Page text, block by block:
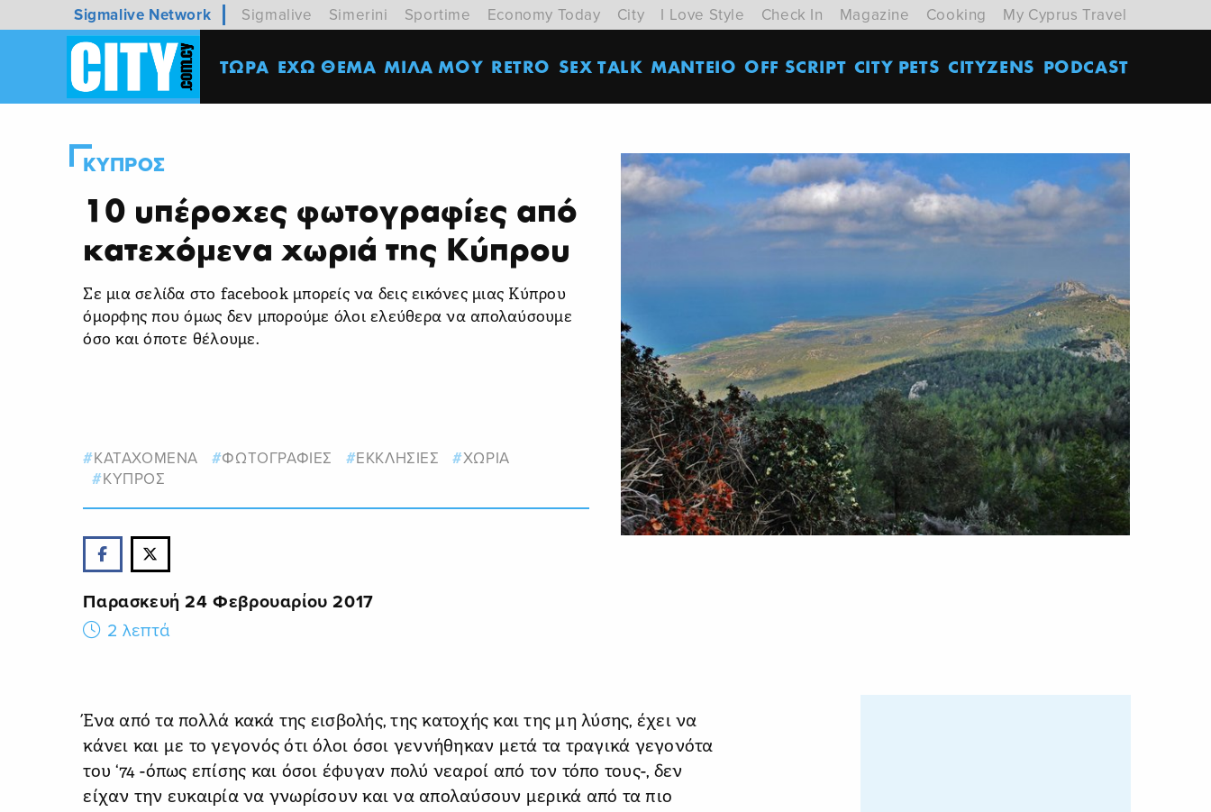
Sigmalive Network Sigmalive Simerini Sportime Economy Today City I Love Style Check In Magazine Cooking My Cyprus Travel
ΤΩΡΑ ΕΧΩ ΘΕΜΑ MΙΛΑ ΜΟΥ RETRO SEX TALK ΜΑΝΤΕΙΟ OFF SCRIPT CITY PETS CITYZENS PODCAST
ΚΥΠΡΟΣ
10 υπέροχες φωτογραφίες από
κατεχόμενα χωριά της Κύπρου
Σε μια σελίδα στο facebook μπορείς να δεις εικόνες μιας Κύπρου
όμορφης που όμως δεν μπορούμε όλοι ελεύθερα να απολαύσουμε
όσο και όποτε θέλουμε.
ΚΑΤΑΧΟΜΕΝΑ ΦΩΤΟΓΡΑΦΙΕΣ ΕΚΚΛΗΣΙΕΣ
ΧΩΡΙΑ
ΚΥΠΡΟΣ
Παρασκευή 24 Φεβρουαρίου 2017
2 λεπτά
Ένα από τα πολλά κακά της εισβολής, της κατοχής και της μη λύσης, έχει να
κάνει και με το γεγονός ότι όλοι όσοι γεννήθηκαν μετά τα τραγικά γεγονότα
του ‘74 -όπως επίσης και όσοι έφυγαν πολύ νεαροί από τον τόπο τους-, δεν
είχαν την ευκαιρία να γνωρίσουν και να απολαύσουν μερικά από τα πιο